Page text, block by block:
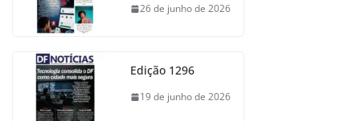
26 de junho de 2026
Edição 1296
19 de junho de 2026